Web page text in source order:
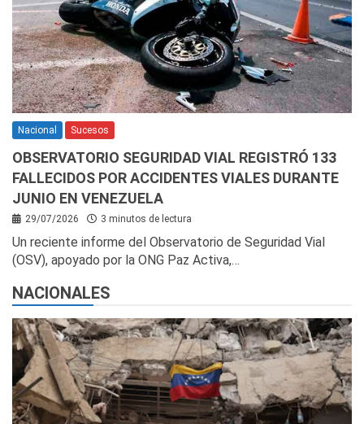
Nacional Sucesos
OBSERVATORIO SEGURIDAD VIAL REGISTRÓ 133
FALLECIDOS POR ACCIDENTES VIALES DURANTE
JUNIO EN VENEZUELA
29/07/2026 3 minutos de lectura
Un reciente informe del Observatorio de Seguridad Vial
(OSV), apoyado por la ONG Paz Activa,…
NACIONALES